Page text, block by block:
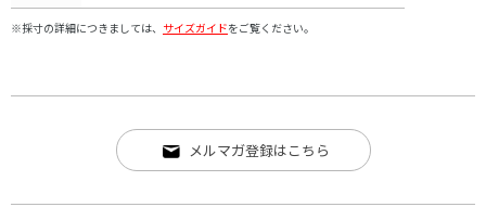
※採寸の詳細につきましては、 サイズガイドをご覧ください。
メルマガ登録はこちら